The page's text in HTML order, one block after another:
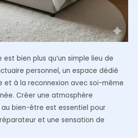
bien plus qu’un simple lieu de
personnel, un espace dédié
et à la reconnexion avec soi-même
Créer une atmosphère
bien-être est essentiel pour
et une sensation de